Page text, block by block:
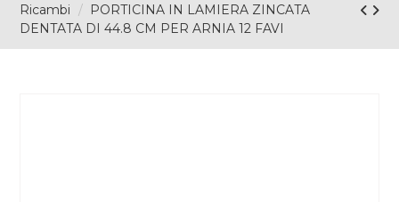
Ricambi
PORTICINA IN LAMIERA ZINCATA
DENTATA DI 44.8 CM PER ARNIA 12 FAVI